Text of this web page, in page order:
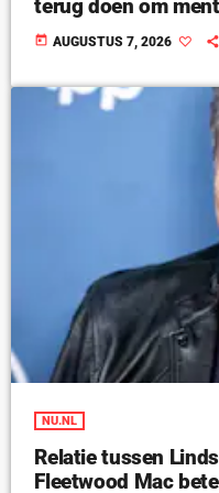
terug doen om
today AUGUSTUS 7, 2026
NU.NL
Relatie tussen
Fleetwood Mac